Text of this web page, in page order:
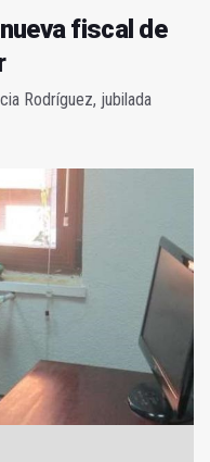
fiscal de
Rodríguez, jubilada